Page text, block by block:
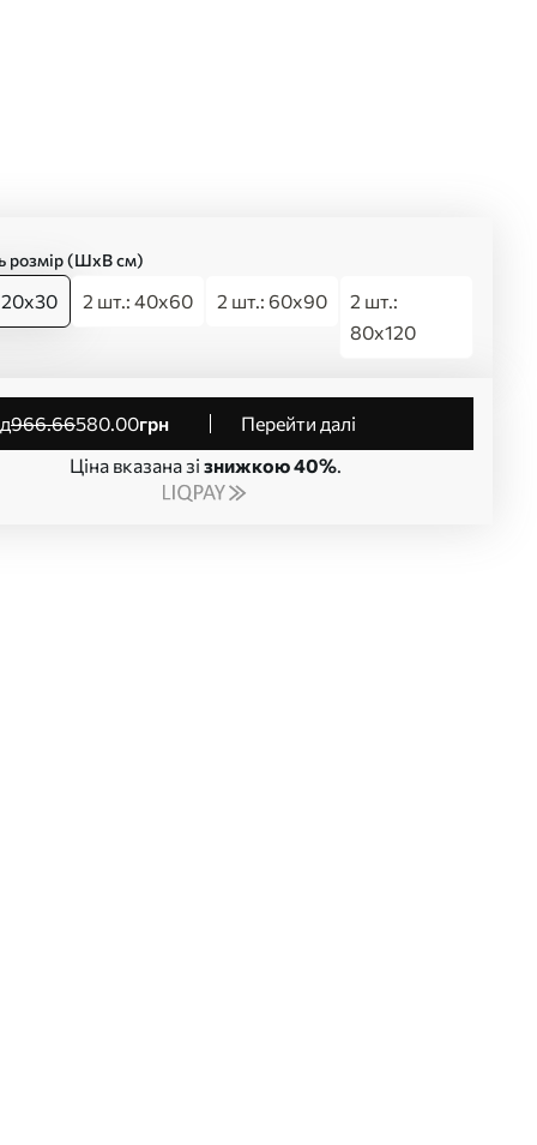
розмір (ШхВ см)
2 шт.: 40x60 2 шт.: 60x90
2 шт.:
80x120
966.66580.00грн
Перейти далі
Ціна вказана зі знижкою 40%.